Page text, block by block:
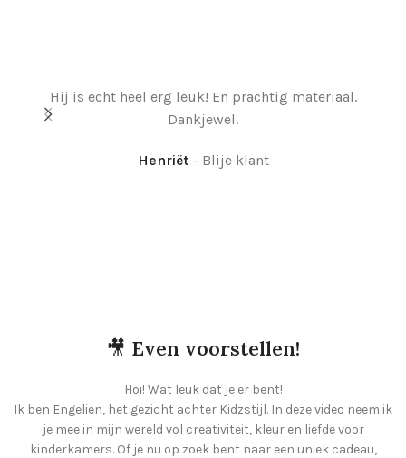
Hij is echt heel erg leuk! En prachtig materiaal.
Dankjewel.
Henriët Blije klant
🎥 Even voorstellen!
Hoi! Wat leuk dat je er bent!
Ik ben Engelien, het gezicht achter Kidzstijl. In deze video neem ik
je mee in mijn wereld vol creativiteit, kleur en liefde voor
kinderkamers. Of je nu op zoek bent naar een uniek cadeau,